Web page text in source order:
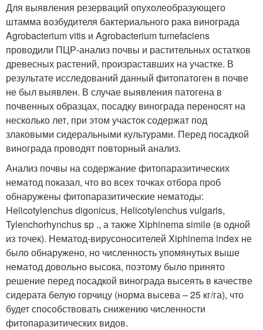
Для выявления резерваций опухолеобразующего
штамма возбудителя бактериального рака винограда
Agrobacterium vitis и Agrobacterium tumefaciens
проводили ПЦР-анализ почвы и растительных остатков
древесных растений, произраставших на участке. В
результате исследований данный фитопатоген в почве
не был выявлен. В случае выявления патогена в
почвенных образцах, посадку винограда переносят на
несколько лет, при этом участок содержат под
злаковыми сидеральными культурами. Перед посадкой
винограда проводят повторный анализ.
Анализ почвы на содержание фитопаразитических
нематод показал, что во всех точках отбора проб
обнаружены фитопаразитические нематоды:
Helicotylenchus digonicus, Helicotylenchus vulgaris,
Tylenchorhynchus sp ., а также Xiphinema simile (в одной
из точек). Нематод-вирусоносителей Xiphinema index не
было обнаружено, но численность упомянутых выше
нематод довольно высока, поэтому было принято
решение перед посадкой винограда высеять в качестве
сидерата белую горчицу (норма высева – 25 кг/га), что
будет способствовать снижению численности
фитопаразитических видов.